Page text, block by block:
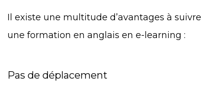
Il existe une multitude d’avantages à suivre
une formation en anglais en e-learning :
Pas de déplacement